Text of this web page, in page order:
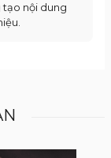
tạo nội dung